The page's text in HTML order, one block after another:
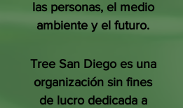
las personas, el medio
ambiente y el futuro.
Tree San Diego es una
organización sin fines
de lucro dedicada a